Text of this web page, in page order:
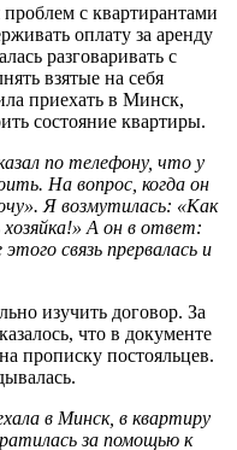
с квартирантами
оплату за аренду
разговаривать с
взятые на себя
приехать в Минск,
состояние квартиры.
по телефону, что у
На вопрос, когда он
Я возмутилась: «Как
А он в ответ:
связь прервалась и
изучить договор. За
что в документе
прописку постояльцев.
в Минск, в квартиру
за помощью к